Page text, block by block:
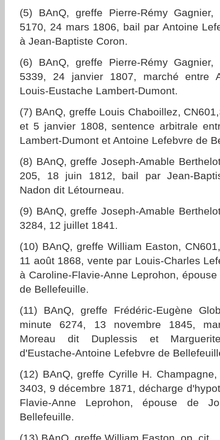
(5) BAnQ, greffe Pierre-Rémy Gagnier,
5170, 24 mars 1806, bail par Antoine
à Jean-Baptiste Coron.
(6) BAnQ, greffe Pierre-Rémy Gagnier,
5339, 24 janvier 1807, marché entre
Louis-Eustache Lambert-Dumont.
(7) BAnQ, greffe Louis Chaboillez,
et 5 janvier 1808, sentence arbitrale
Lambert-Dumont et Antoine Lefebvre de
(8) BAnQ, greffe Joseph-Amable
205, 18 juin 1812, bail par Jean-
Nadon dit Létourneau.
(9) BAnQ, greffe Joseph-Amable
3284, 12 juillet 1841.
(10) BAnQ, greffe William Easton,
11 août 1868, vente par Louis-Charles
à Caroline-Flavie-Anne Leprohon,
de Bellefeuille.
(11) BAnQ, greffe Frédéric-Eugène
minute 6274, 13 novembre 1845,
Moreau dit Duplessis et
d'Eustache-Antoine Lefebvre de
(12) BAnQ, greffe Cyrille H.
3403, 9 décembre 1871, décharge
Flavie-Anne Leprohon, épouse de
Bellefeuille.